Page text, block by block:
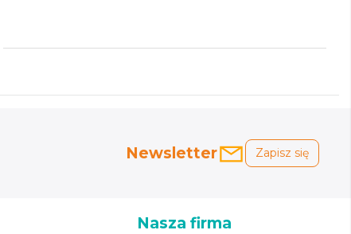
Newsletter Zapisz się
Nasza firma